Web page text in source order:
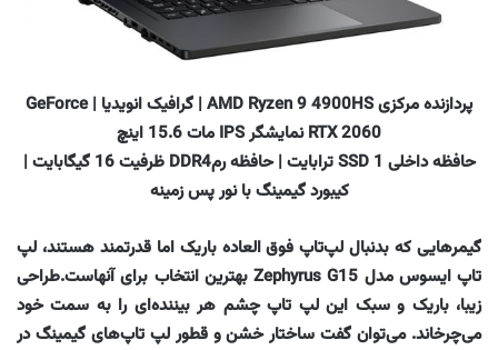
پردازنده مرکزی AMD Ryzen 9 4900HS | گرافیک انویدیا | GeForce
RTX 2060 نمایشگر IPS مات 15.6 اینچ
حافظه داخلی SSD 1 ترابایت | حافظه رمDDR4 ظرفیت 16 گیگابایت |
کیبورد گیمینگ با نور پس زمینه
گیمرهایی که بدنبال لپ‌تاپ فوق العاده باریک اما قدرتمند هستند، لپ
تاپ ایسوس مدل Zephyrus G15 بهترین انتخاب برای آنهاست.طراحی
زیبا، باریک و سبک این لپ تاپ چشم هر بیننده‌ای را به سمت خود
می‌چرخاند. می‌توان گفت ساختار خشن و قطور لپ تاپ‌های گیمینگ در